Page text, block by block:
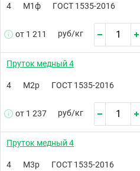
4 М1ф ГОСТ 1535-2016
от 1 211 руб/кг
Пруток медный 4
4 М2р ГОСТ 1535-2016
от 1 237 руб/кг
Пруток медный 4
4 М3р ГОСТ 1535-2016